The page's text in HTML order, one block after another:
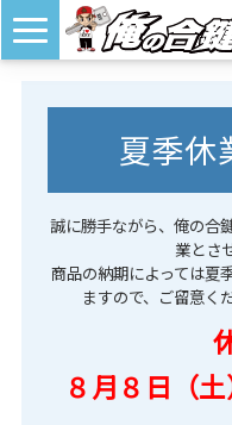
夏季休
誠に勝手ながら、俺の合
業とさ
商品の納期によっては夏
ますので、ご留意く
８月８日（